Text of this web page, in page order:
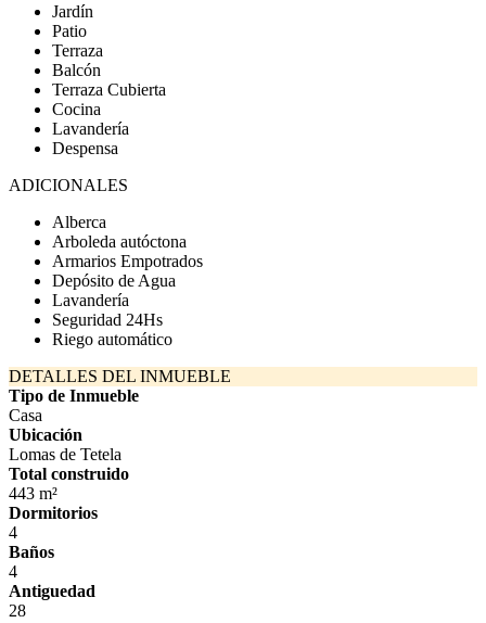
Jardín
Patio
Terraza
Balcón
Terraza Cubierta
Cocina
Lavandería
Despensa
ADICIONALES
Alberca
Arboleda autóctona
Armarios Empotrados
Depósito de Agua
Lavandería
Seguridad 24Hs
Riego automático
DETALLES DEL INMUEBLE
Tipo de Inmueble
Casa
Ubicación
Lomas de Tetela
Total construido
443 m²
Dormitorios
4
Baños
4
Antiguedad
28